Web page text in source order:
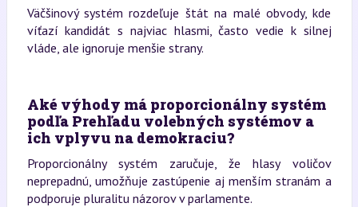
Väčšinový systém rozdeľuje štát na malé obvody, kde
víťazí kandidát s najviac hlasmi, často vedie k silnej
vláde, ale ignoruje menšie strany.
Aké výhody má proporcionálny systém
podľa Prehľadu volebných systémov a
ich vplyvu na demokraciu?
Proporcionálny systém zaručuje, že hlasy voličov
neprepadnú, umožňuje zastúpenie aj menším stranám a
podporuje pluralitu názorov v parlamente.